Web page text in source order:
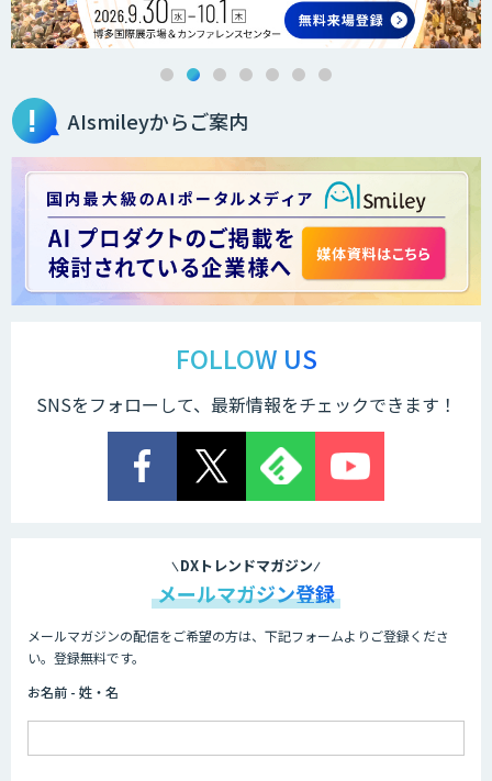
法人向けAIエージェント「OfficeAI社
員」
2層ナレッジ×AIで顧客コミュニケーシ
＜Dify活用＞AIエージェントDRIVE
ジェント開発
Explaza 生成AI Partner｜AIエージェン
「業務AIプロ」
Dify開発支援
AIsmileyからご案内
FOLLOW US
SNSをフォローして、最新情報をチェックできます！
DXトレンドマガジン
メールマガジン登録
メールマガジンの配信をご希望の方は、下記フォームよりご登録くださ
い。登録無料です。
お名前 - 姓・名